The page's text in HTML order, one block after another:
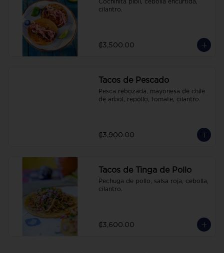
Cochinita pibil, cebolla encurtida,
cilantro.
₡3,500.00
Tacos de Pescado
Pesca rebozada, mayonesa de chile
de árbol, repollo, tomate, cilantro.
₡3,900.00
Tacos de Tinga de Pollo
Pechuga de pollo, salsa roja, cebolla,
cilantro.
₡3,600.00